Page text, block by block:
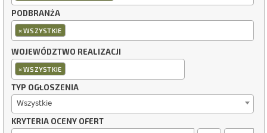
PODBRANŻA
×WSZYSTKIE
WOJEWÓDZTWO REALIZACJI
×WSZYSTKIE
TYP OGŁOSZENIA
Wszystkie
KRYTERIA OCENY OFERT